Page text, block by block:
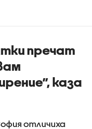
пречат
каза
отличиха